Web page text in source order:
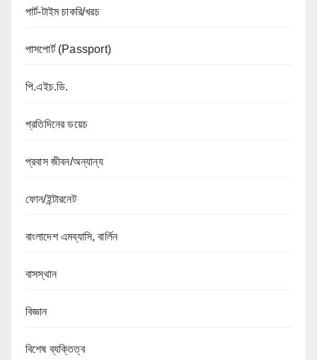
পার্ট-টাইম চাকরি/খরচ
পাসপোর্ট (Passport)
পি.এইচ.ডি.
প্রতিদিনের ডয়েচ
প্রবাস জীবন/অন্যান্য
ফোন/ইন্টারনেট
বাংলাদেশ এমব্যাসি, বার্লিন
বাসস্থান
বিজ্ঞান
বিশেষ ব্যক্তিত্ব